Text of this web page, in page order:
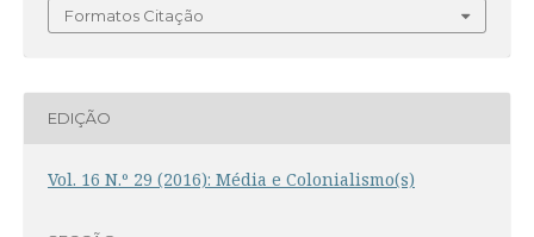
Formatos Citação
EDIÇÃO
Vol. 16 N.º 29 (2016): Média e Colonialismo(s)